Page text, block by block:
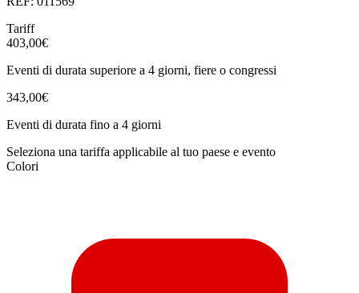
Tariff
403,00€
Eventi di durata superiore a 4 giorni, fiere o congressi
343,00€
Eventi di durata fino a 4 giorni
Seleziona una tariffa applicabile al tuo paese e evento
Colori